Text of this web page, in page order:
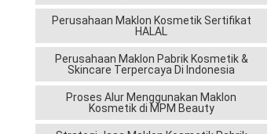
Perusahaan Maklon Kosmetik Sertifikat
HALAL
Perusahaan Maklon Pabrik Kosmetik &
Skincare Terpercaya Di Indonesia
Proses Alur Menggunakan Maklon
Kosmetik di MPM Beauty